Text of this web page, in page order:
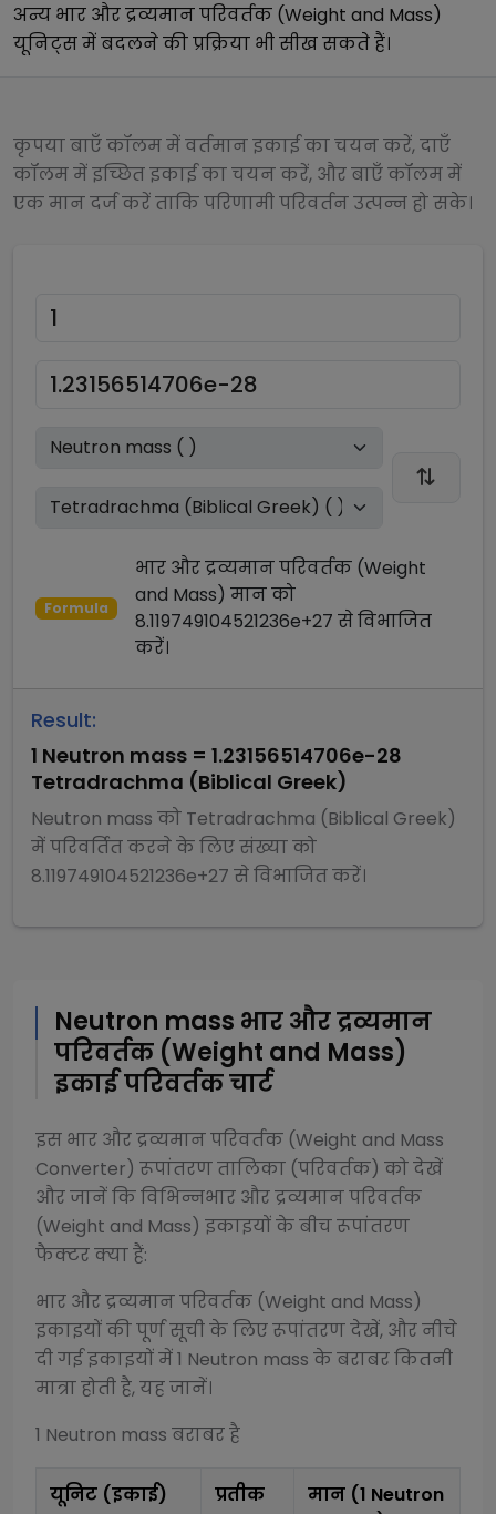
अन्य भार और द्रव्यमान परिवर्तक (Weight and Mass)
यूनिट्स में बदलने की प्रक्रिया भी सीख सकते हैं।
कृपया बाएँ कॉलम में वर्तमान इकाई का चयन करें, दाएँ
कॉलम में इच्छित इकाई का चयन करें, और बाएँ कॉलम में
एक मान दर्ज करें ताकि परिणामी परिवर्तन उत्पन्न हो सके।
Formula
भार और द्रव्यमान परिवर्तक (Weight
and Mass) मान को
8.119749104521236e+27 सेविभाजित
करें।
Result:
1 Neutron mass = 1.23156514706e-28
Tetradrachma (Biblical Greek)
Neutron mass को Tetradrachma (Biblical Greek)
में परिवर्तित करने के लिए संख्या को
8.119749104521236e+27 सेविभाजितकरें।
Neutron mass भार और द्रव्यमान
परिवर्तक (Weight and Mass)
इकाई परिवर्तक चार्ट
इस भार और द्रव्यमान परिवर्तक (Weight and Mass
Converter) रूपांतरण तालिका (परिवर्तक) को देखें
और जानें कि विभिन्नभार और द्रव्यमान परिवर्तक
(Weight and Mass) इकाइयों के बीच रूपांतरण
फैक्टर क्या हैं:
भार और द्रव्यमान परिवर्तक (Weight and Mass)
इकाइयों की पूर्ण सूची के लिए रूपांतरण देखें, और नीचे
दी गई इकाइयों में 1 Neutron mass के बराबर कितनी
मात्रा होती है, यह जानें।
1 Neutron mass बराबर है
यूनिट (इकाई) प्रतीक मान (1 Neutron